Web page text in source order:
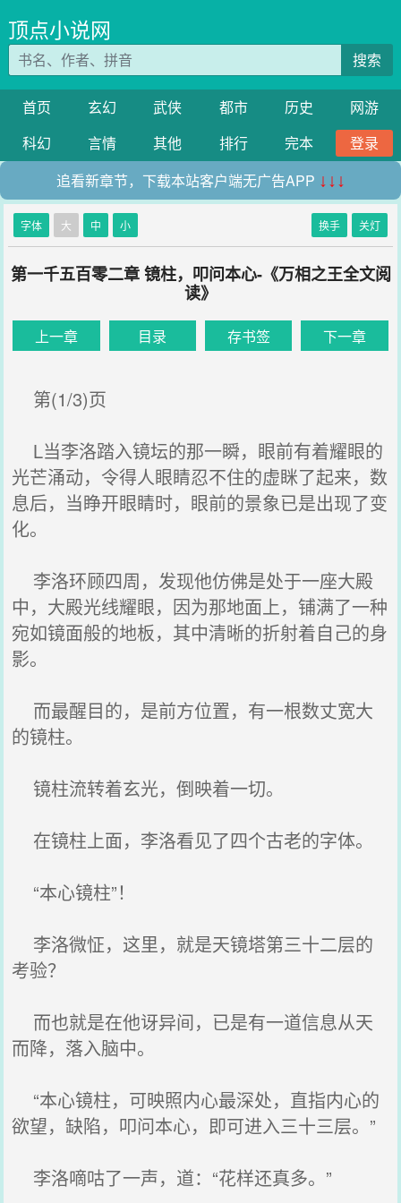
顶点小说网
搜索
首页 玄幻 武侠 都市 历史
网游
科幻
言情 其他 排行 完本
登录
追看新章节，下载本站客户端无广告APP ↓↓↓
字体 大 中 小 换手 关灯
第一千五百零二章 镜柱，叩问本心-《万相之王全文阅
读》
上一章 目录 存书签 下一章
第(1/3)页
L当李洛踏入镜坛的那一瞬，眼前有着耀眼的
光芒涌动，令得人眼睛忍不住的虚眯了起来，数
息后，当睁开眼睛时，眼前的景象已是出现了变
化。
李洛环顾四周，发现他仿佛是处于一座大殿
中，大殿光线耀眼，因为那地面上，铺满了一种
宛如镜面般的地板，其中清晰的折射着自己的身
影。
而最醒目的，是前方位置，有一根数丈宽大
的镜柱。
镜柱流转着玄光，倒映着一切。
在镜柱上面，李洛看见了四个古老的字体。
“本心镜柱”！
李洛微怔，这里，就是天镜塔第三十二层的
考验？
而也就是在他讶异间，已是有一道信息从天
而降，落入脑中。
“本心镜柱，可映照内心最深处，直指内心的
欲望，缺陷，叩问本心，即可进入三十三层。”
李洛嘀咕了一声，道：“花样还真多。”